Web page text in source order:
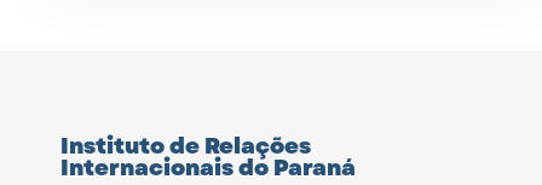
Instituto de Relações
Internacionais do Paraná